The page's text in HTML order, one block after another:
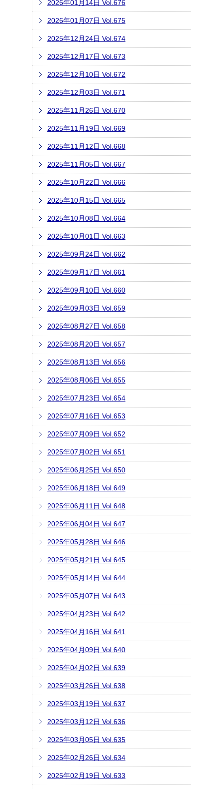
2026年01月14日 Vol.676
2026年01月07日 Vol.675
2025年12月24日 Vol.674
2025年12月17日 Vol.673
2025年12月10日 Vol.672
2025年12月03日 Vol.671
2025年11月26日 Vol.670
2025年11月19日 Vol.669
2025年11月12日 Vol.668
2025年11月05日 Vol.667
2025年10月22日 Vol.666
2025年10月15日 Vol.665
2025年10月08日 Vol.664
2025年10月01日 Vol.663
2025年09月24日 Vol.662
2025年09月17日 Vol.661
2025年09月10日 Vol.660
2025年09月03日 Vol.659
2025年08月27日 Vol.658
2025年08月20日 Vol.657
2025年08月13日 Vol.656
2025年08月06日 Vol.655
2025年07月23日 Vol.654
2025年07月16日 Vol.653
2025年07月09日 Vol.652
2025年07月02日 Vol.651
2025年06月25日 Vol.650
2025年06月18日 Vol.649
2025年06月11日 Vol.648
2025年06月04日 Vol.647
2025年05月28日 Vol.646
2025年05月21日 Vol.645
2025年05月14日 Vol.644
2025年05月07日 Vol.643
2025年04月23日 Vol.642
2025年04月16日 Vol.641
2025年04月09日 Vol.640
2025年04月02日 Vol.639
2025年03月26日 Vol.638
2025年03月19日 Vol.637
2025年03月12日 Vol.636
2025年03月05日 Vol.635
2025年02月26日 Vol.634
2025年02月19日 Vol.633